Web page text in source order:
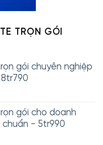
TRỌN GÓI
gói chuyên nghiệp
gói cho doanh
chuẩn - 5tr990